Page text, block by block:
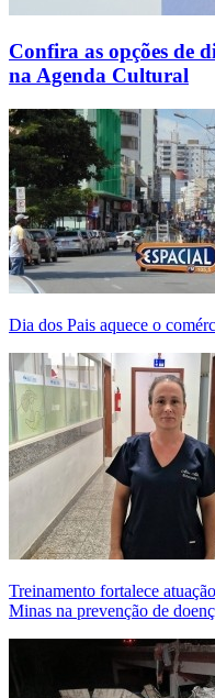
Confira as opções de
na Agenda Cultural
Dia dos Pais aquece o
Treinamento fortalece
Minas na prevenção de